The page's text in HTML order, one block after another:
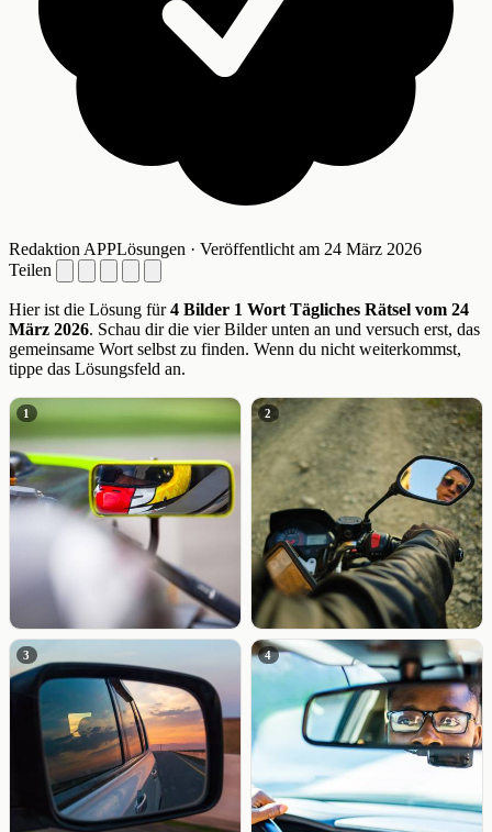
Redaktion APPLösungen · Veröffentlicht am 24 März 2026
Teilen
Hier ist die Lösung für4 Bilder 1 Wort Tägliches Rätsel vom 24
März 2026. Schau dir die vier Bilder unten an und versuch erst, das
gemeinsame Wort selbst zu finden. Wenn du nicht weiterkommst,
tippe das Lösungsfeld an.
1 2
3 4